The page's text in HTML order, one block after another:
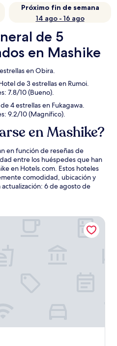
Próximo fin de semana
14 ago - 16 ago
de 5
en Mashike
en Obira.
de 3 estrellas en Rumoi.
7.8/10 (Bueno).
4 estrellas en Fukagawa.
9.2/10 (Magnífico).
en Mashike?
en función de reseñas de
entre los huéspedes que han
en Hotels.com. Estos hoteles
comodidad, ubicación y
6 de agosto de